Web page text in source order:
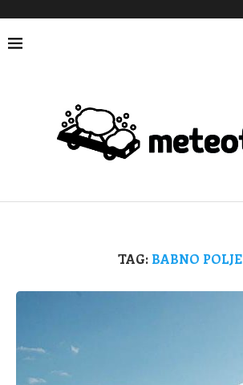
TAG: BABNO POLJE